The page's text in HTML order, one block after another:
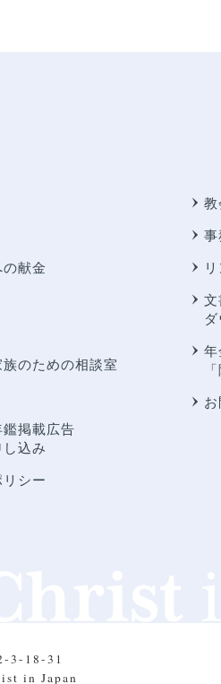
献金
のための相談室
掲載広告
し込み
シー
教
事
文
年
3-18-31
in Japan